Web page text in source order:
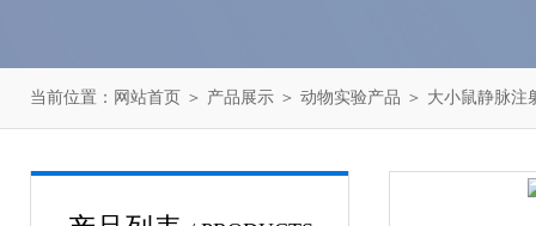
当前位置： 网站首页 ＞ 产品展示 ＞ 动物实验产品 ＞ 大小鼠静脉注